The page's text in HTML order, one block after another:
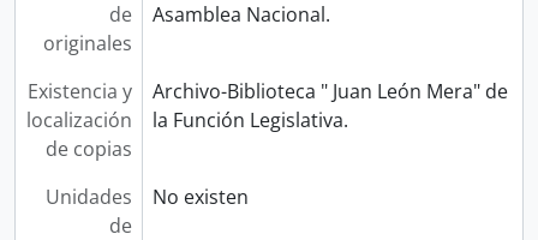
de
originales
Asamblea Nacional.
Existencia y
localización
de copias
Archivo-Biblioteca " Juan León Mera" de
la Función Legislativa.
Unidades
de
No existen